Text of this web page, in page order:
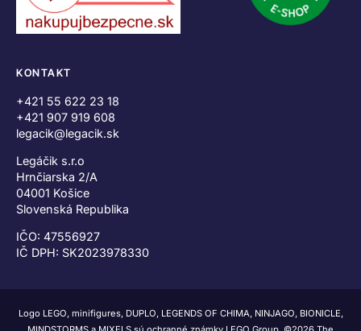
KONTAKT
+421 55 622 23 18
+421 907 919 608
legacik@legacik.sk
Legáčik s.r.o
Hrnčiarska 2/A
04001 Košice
Slovenská Republika
IČO: 47556927
IČ DPH: SK2023978330
Logo LEGO, minifigures, DUPLO, LEGENDS OF CHIMA, NINJAGO, BIONICLE,